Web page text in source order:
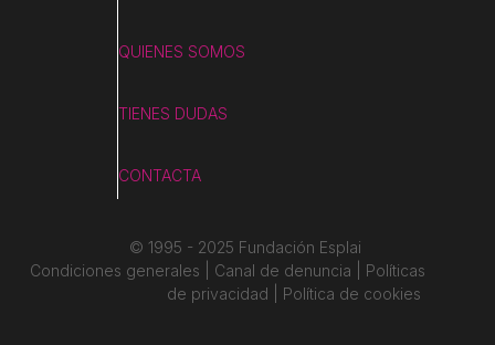
QUIENES SOMOS
TIENES DUDAS
CONTACTA
© 1995 - 2025 Fundación Esplai
Condiciones generales | Canal de denuncia | Políticas
de privacidad | Política de cookies